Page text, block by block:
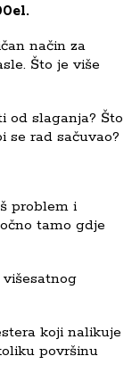
način za
Što je više
od slaganja? Što
se rad sačuvao?
problem i
tamo gdje
koji nalikuje
površinu